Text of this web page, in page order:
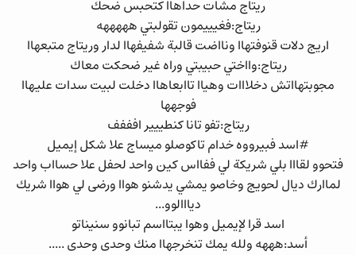
ريتاج مشات حداهاا كتحبس ضحك
ريتاج:فغيييمون تقولبتي هههههه
اريج دلات قنوفتهاا ونااضت قالبة شفيفهاا لدار وريتاج متبعهاا
ريتاج:وااختي حبيبتي وراه غير ضحكت معاك
مجوبتهااتش دخلااات وهياا تاابعاهاا دخلت لبيت سدات عليهاا
فوجهها
ريتاج:تفو تانا كنطييير افففف
#اسد فبيرووه خدام تاكوصلو ميساج علا شكل إيميل
فتحوو لقااا بلي شريكة لي ففااس كين واحد لحفل علا حسااب واحد
لماارك ديال لحويج وخاصو يمشي يدشنو هواا ورضى لي هواا شريك
ديااالوو...
اسد قرا لإيميل وهوا يبتااسم تبانوو سنيناتو
أسد:هههه ولله يمك تنخرجهاا منك وحدى وحدى .....